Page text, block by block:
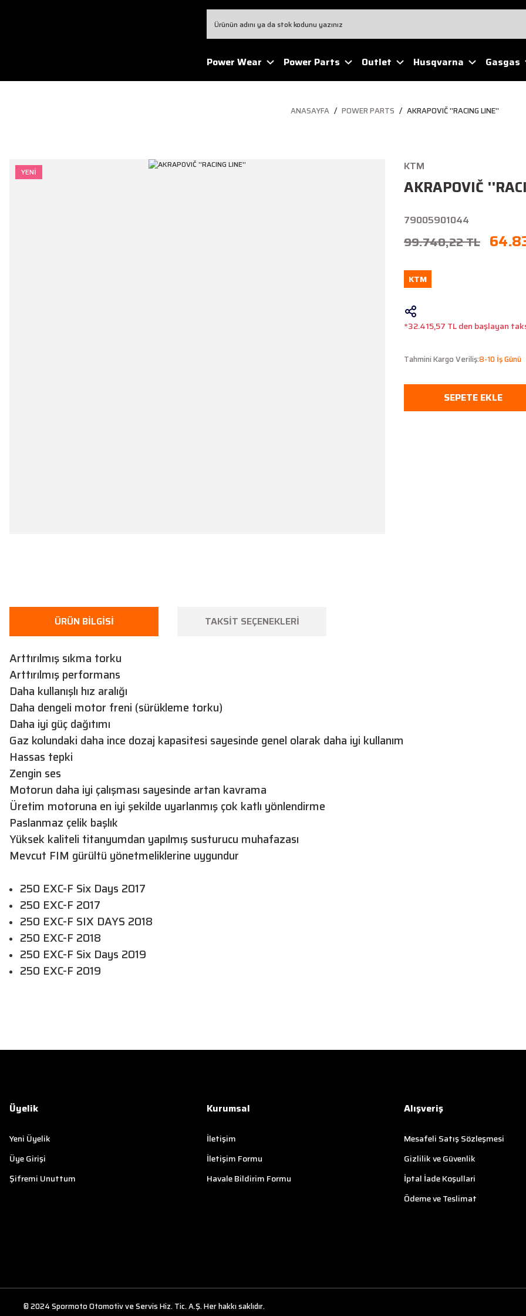
Power Wear Power Parts Outlet Husqvarna Gasgas
ANASAYFA POWER PARTS AKRAPOVIČ ''RACING LINE''
YENİ KTM
AKRAPOVIČ
79005901044
99.740,22 TL
KTM
*32.415,57 TL den başlayan
Tahmini Kargo Veriliş:8-10 İş Günü
SEPETE EKLE
ÜRÜN BILGISI TAKSIT SEÇENEKLERI
Arttırılmış sıkma torku
Arttırılmış performans
Daha kullanışlı hız aralığı
Daha dengeli motor freni (sürükleme torku)
Daha iyi güç dağıtımı
Gaz kolundaki daha ince dozaj kapasitesi sayesinde genel olarak daha iyi kullanım
Hassas tepki
Zengin ses
Motorun daha iyi çalışması sayesinde artan kavrama
Üretim motoruna en iyi şekilde uyarlanmış çok katlı yönlendirme
Paslanmaz çelik başlık
Yüksek kaliteli titanyumdan yapılmış susturucu muhafazası
Mevcut FIM gürültü yönetmeliklerine uygundur
250 EXC-F Six Days 2017
250 EXC-F 2017
250 EXC-F SIX DAYS 2018
250 EXC-F 2018
250 EXC-F Six Days 2019
250 EXC-F 2019
Üyelik
Yeni Üyelik
Üye Girişi
Şifremi Unuttum
Kurumsal
İletişim
İletişim Formu
Havale Bildirim Formu
Alışveriş
Mesafeli Satış Sözleşmesi
Gizlilik ve Güvenlik
İptal İade Koşullari
Ödeme ve Teslimat
© 2024 Spormoto Otomotiv ve Servis Hiz. Tic. A.Ş. Her hakkı saklıdır.